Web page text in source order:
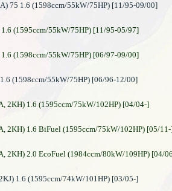
75 1.6 (1598ccm/55kW/75HP) [11/95-09/00]
(1595ccm/55kW/75HP) [11/95-05/97]
(1598ccm/55kW/75HP) [06/97-09/00]
(1598ccm/55kW/75HP) [06/96-12/00]
2KH) 1.6 (1595ccm/75kW/102HP) [04/04-]
2KH) 1.6 BiFuel (1595ccm/75kW/102HP) [05/
2KH) 2.0 EcoFuel (1984ccm/80kW/109HP) [04/
1.6 (1595ccm/74kW/101HP) [03/05-]